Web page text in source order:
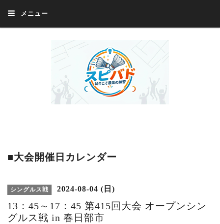
メニュー
■大会開催日カレンダー
シングルス戦 2024-08-04 (日)
13：45～17：45 第415回大会 オープンシン
グルス戦 in 春日部市